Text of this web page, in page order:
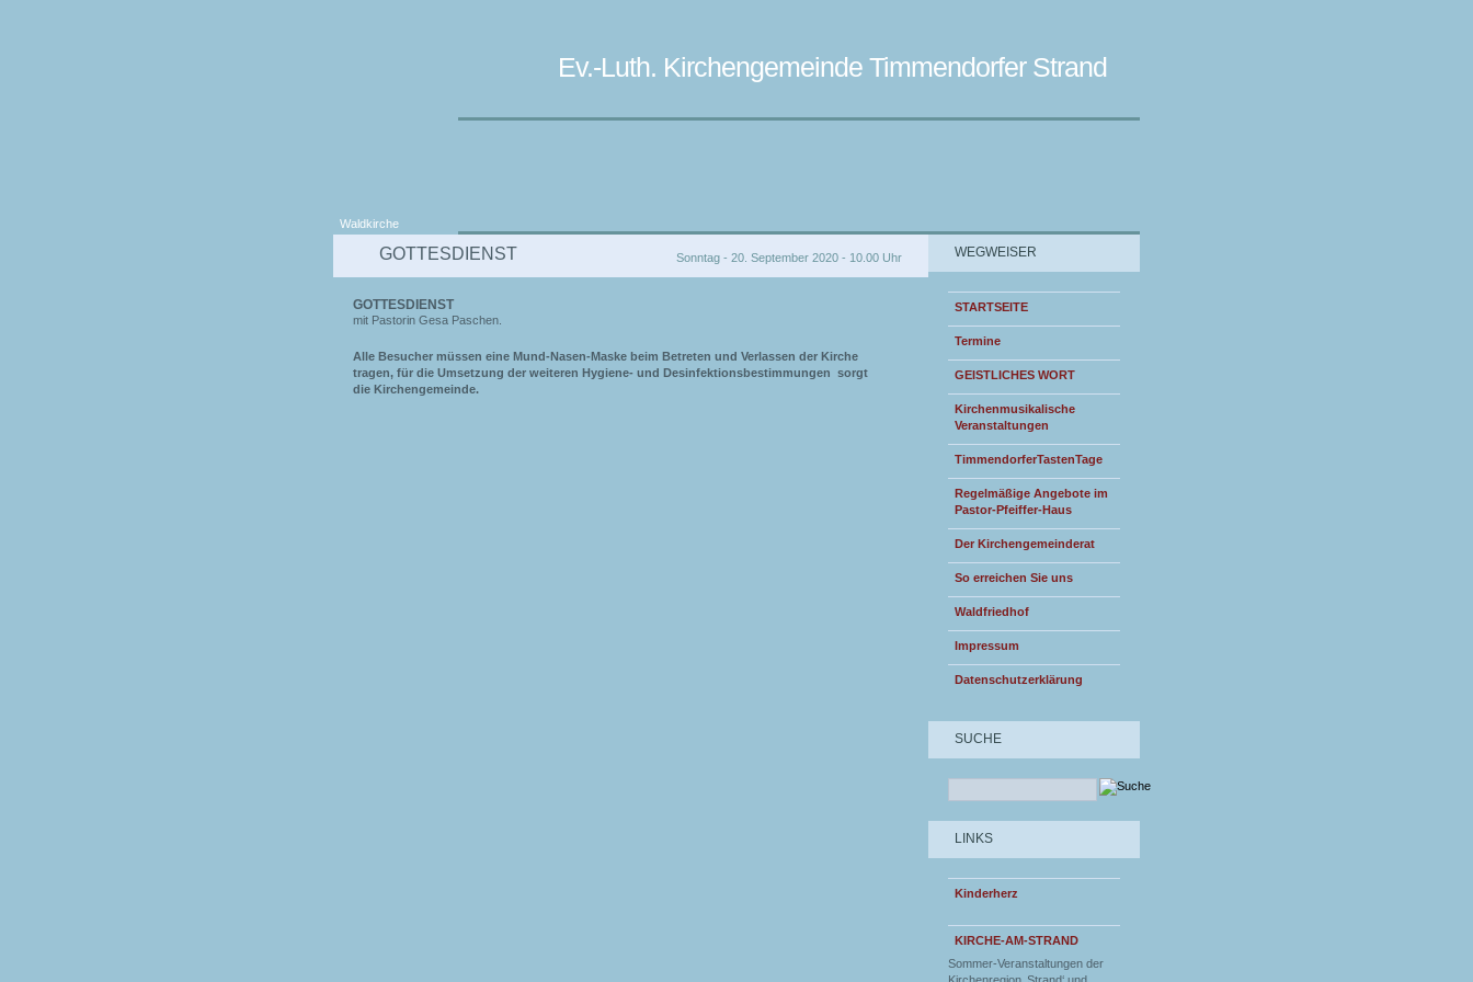
Ev.-Luth. Kirchengemeinde Timmendorfer Strand
Waldkirche
Sonntag - 20. September 2020 - 10.00 Uhr
GOTTESDIENST
GOTTESDIENST
mit Pastorin Gesa Paschen.
Alle Besucher müssen eine Mund-Nasen-Maske beim Betreten und Verlassen der Kirche
tragen, für die Umsetzung der weiteren Hygiene- und Desinfektionsbestimmungen sorgt
die Kirchengemeinde.
WEGWEISER
STARTSEITE
Termine
GEISTLICHES WORT
Kirchenmusikalische
Veranstaltungen
TimmendorferTastenTage
Regelmäßige Angebote im
Pastor-Pfeiffer-Haus
Der Kirchengemeinderat
So erreichen Sie uns
Waldfriedhof
Impressum
Datenschutzerklärung
SUCHE
LINKS
Kinderherz
KIRCHE-AM-STRAND
Sommer-Veranstaltungen der